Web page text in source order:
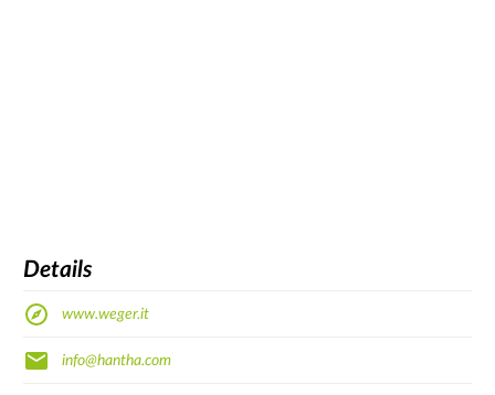
Details
www.weger.it
info@hantha.com